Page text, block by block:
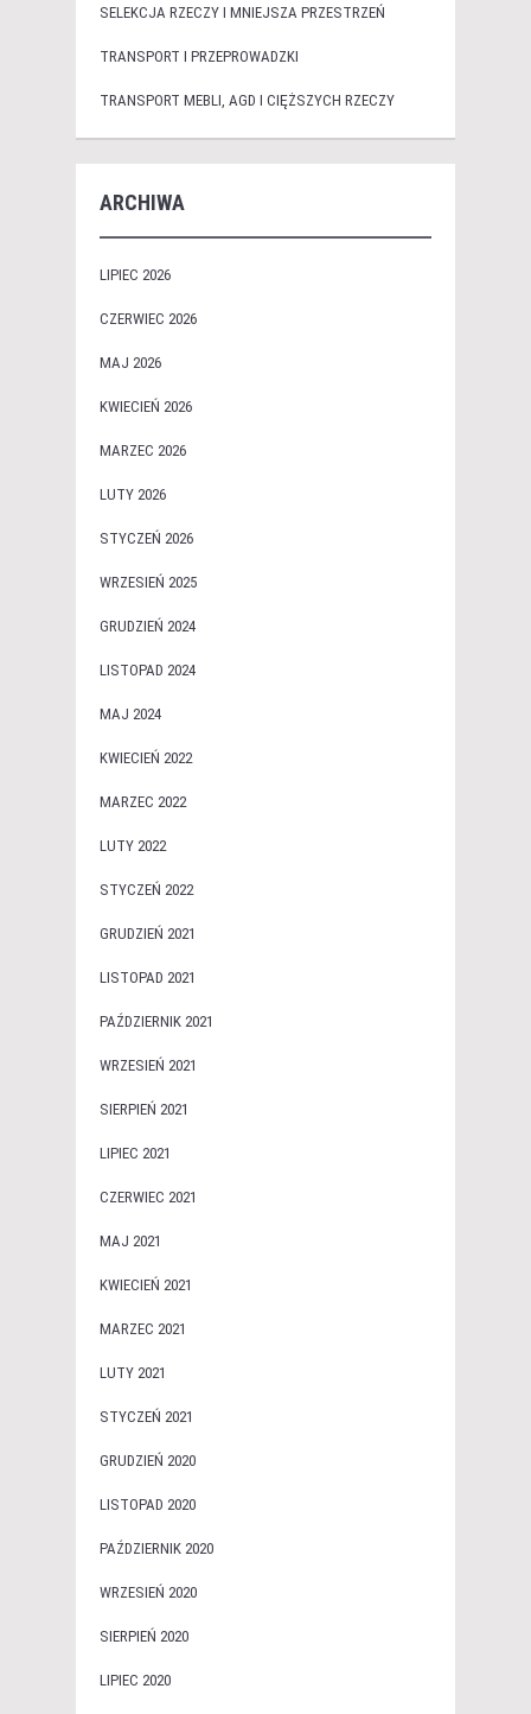
SELEKCJA RZECZY I MNIEJSZA PRZESTRZEŃ
TRANSPORT I PRZEPROWADZKI
TRANSPORT MEBLI, AGD I CIĘŻSZYCH RZECZY
ARCHIWA
LIPIEC 2026
CZERWIEC 2026
MAJ 2026
KWIECIEŃ 2026
MARZEC 2026
LUTY 2026
STYCZEŃ 2026
WRZESIEŃ 2025
GRUDZIEŃ 2024
LISTOPAD 2024
MAJ 2024
KWIECIEŃ 2022
MARZEC 2022
LUTY 2022
STYCZEŃ 2022
GRUDZIEŃ 2021
LISTOPAD 2021
PAŹDZIERNIK 2021
WRZESIEŃ 2021
SIERPIEŃ 2021
LIPIEC 2021
CZERWIEC 2021
MAJ 2021
KWIECIEŃ 2021
MARZEC 2021
LUTY 2021
STYCZEŃ 2021
GRUDZIEŃ 2020
LISTOPAD 2020
PAŹDZIERNIK 2020
WRZESIEŃ 2020
SIERPIEŃ 2020
LIPIEC 2020